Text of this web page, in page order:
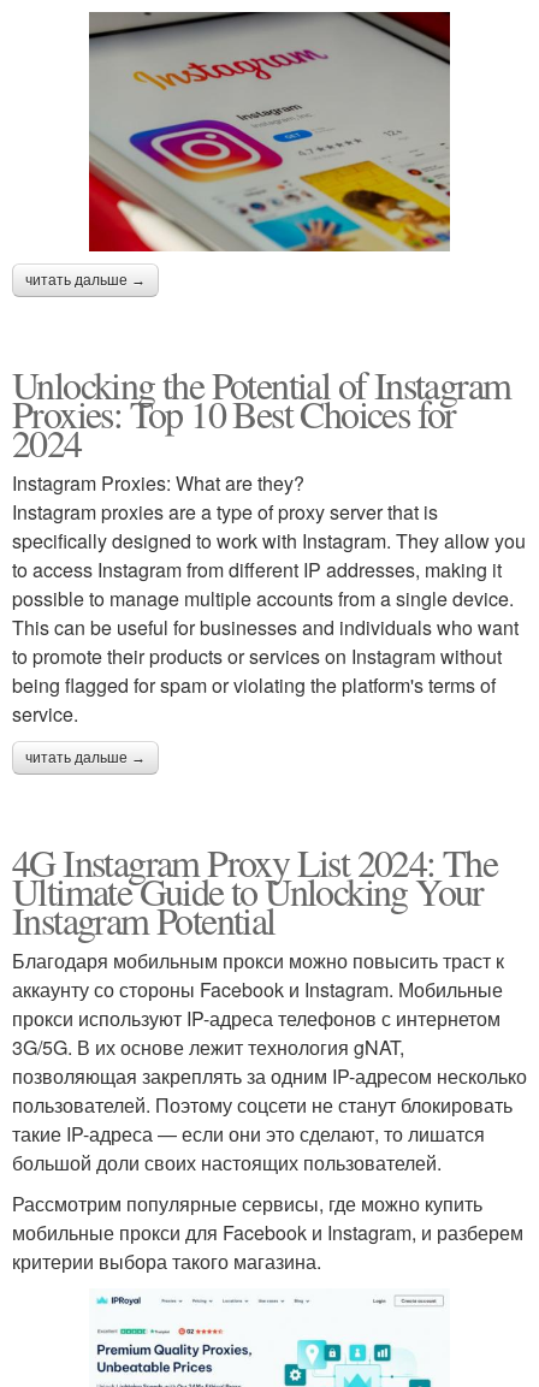
читать дальше →
Unlocking the Potential of Instagram
Proxies: Top 10 Best Choices for
2024
Instagram Proxies: What are they?
Instagram proxies are a type of proxy server that is
specifically designed to work with Instagram. They allow you
to access Instagram from different IP addresses, making it
possible to manage multiple accounts from a single device.
This can be useful for businesses and individuals who want
to promote their products or services on Instagram without
being flagged for spam or violating the platform's terms of
service.
читать дальше →
4G Instagram Proxy List 2024: The
Ultimate Guide to Unlocking Your
Instagram Potential
Благодаря мобильным прокси можно повысить траст к
аккаунту со стороны Facebook и Instagram. Мобильные
прокси используют IP-адреса телефонов с интернетом
3G/5G. В их основе лежит технология gNAT,
позволяющая закреплять за одним IP-адресом несколько
пользователей. Поэтому соцсети не станут блокировать
такие IP-адреса — если они это сделают, то лишатся
большой доли своих настоящих пользователей.
Рассмотрим популярные сервисы, где можно купить
мобильные прокси для Facebook и Instagram, и разберем
критерии выбора такого магазина.